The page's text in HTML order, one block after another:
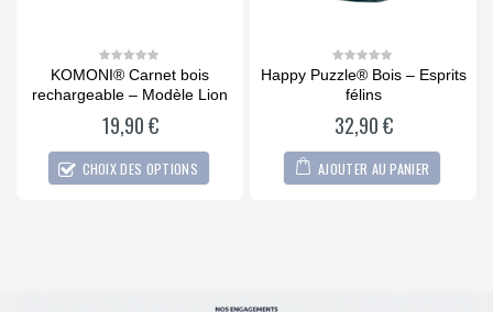
0
of
KOMONI® Carnet bois
rechargeable – Modèle Lion
19,90€
CHOIX DES OPTIONS
0
Happy Puzzle® Bois – Esprits
félins
32,90€
AJOUTER AU PANIER